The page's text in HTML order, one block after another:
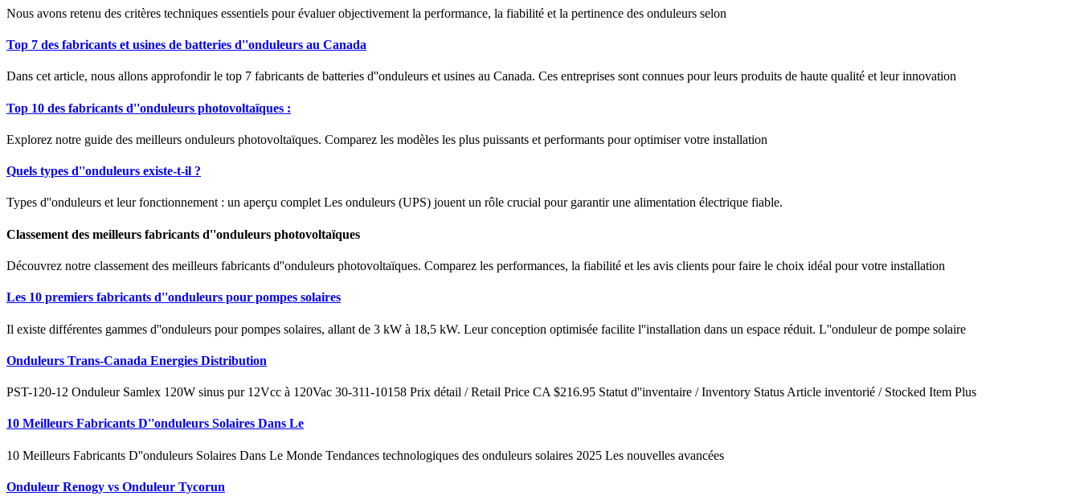
Nous avons retenu des critères techniques essentiels pour évaluer objectivement la performance, la fiabilité et la pertinence des onduleurs selon
Top 7 des fabricants et usines de batteries d''onduleurs au Canada
Dans cet article, nous allons approfondir le top 7 fabricants de batteries d''onduleurs et usines au Canada. Ces entreprises sont connues pour leurs produits de haute qualité et leur innovation
Top 10 des fabricants d''onduleurs photovoltaïques :
Explorez notre guide des meilleurs onduleurs photovoltaïques. Comparez les modèles les plus puissants et performants pour optimiser votre installation
Quels types d''onduleurs existe-t-il ?
Types d''onduleurs et leur fonctionnement : un aperçu complet Les onduleurs (UPS) jouent un rôle crucial pour garantir une alimentation électrique fiable.
Classement des meilleurs fabricants d''onduleurs photovoltaïques
Découvrez notre classement des meilleurs fabricants d''onduleurs photovoltaïques. Comparez les performances, la fiabilité et les avis clients pour faire le choix idéal pour votre installation
Les 10 premiers fabricants d''onduleurs pour pompes solaires
Il existe différentes gammes d''onduleurs pour pompes solaires, allant de 3 kW à 18,5 kW. Leur conception optimisée facilite l''installation dans un espace réduit. L''onduleur de pompe solaire
Onduleurs Trans-Canada Energies Distribution
PST-120-12 Onduleur Samlex 120W sinus pur 12Vcc à 120Vac 30-311-10158 Prix détail / Retail Price CA $216.95 Statut d''inventaire / Inventory Status Article inventorié / Stocked Item Plus
10 Meilleurs Fabricants D''onduleurs Solaires Dans Le
10 Meilleurs Fabricants D''onduleurs Solaires Dans Le Monde Tendances technologiques des onduleurs solaires 2025 Les nouvelles avancées
Onduleur Renogy vs Onduleur Tycorun